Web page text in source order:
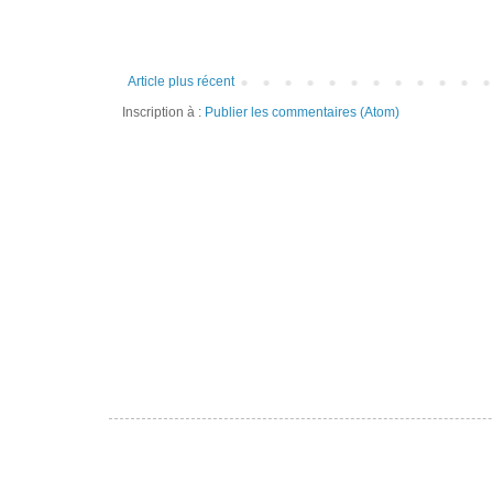
Article plus récent
Inscription à : Publier les commentaires (Atom)